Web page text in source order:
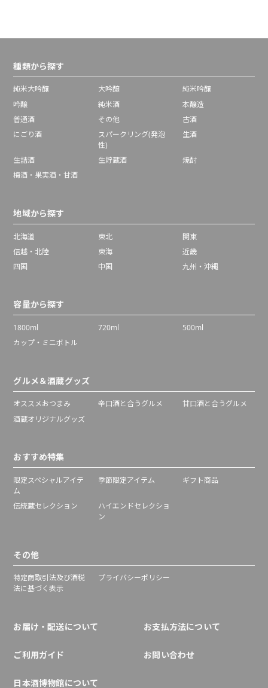
種類から探す
純米大吟醸 大吟醸
純米吟醸
吟醸
純米酒
本醸造
普通酒
その他
古酒
にごり酒
スパークリング(発泡
性)
生酒
生詰酒 生貯蔵酒
焼酎
梅酒・果実酒・甘酒
地域から探す
北海道 東北
関東
信越・北陸
東海
近畿
四国
中国 九州・沖縄
容量から探す
1800ml 720ml
500ml
カップ・ミニボトル
グルメ＆酒蔵グッズ
オススメおつまみ 辛口酒と合うグルメ
甘口酒と合うグルメ
酒蔵オリジナルグッズ
おすすめ特集
限定スペシャルアイテ
ム
季節限定アイテム ギフト商品
伝統蔵セレクション
ハイエンドセレクショ
ン
その他
特定商取引法及び酒税
法に基づく表示
プライバシーポリシー
お届け・配送について お支払方法について
ご利用ガイド お問い合わせ
日本酒博物館について